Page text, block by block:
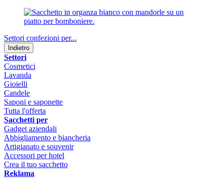
Settori confezioni per...
Indietro
Settori
Cosmetici
Lavanda
Gioielli
Candele
Saponi e saponette
Tutta l'offerta
Sacchetti per
Gadget aziendali
Abbigliamento e biancheria
Artigianato e souvenir
Accessori per hotel
Crea il tuo sacchetto
Reklama